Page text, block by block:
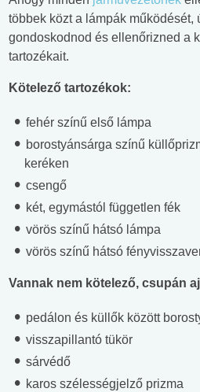
többek közt a lámpák működését,
gondoskodnod és ellenőrizned a
tartozékait.
Kötelező tartozékok:
fehér színű első lámpa
borostyánsárga színű
keréken
csengő
két, egymástól független fék
vörös színű hátsó lámpa
vörös színű hátsó
Vannak nem kötelező, csupán
pedálon és küllők között
visszapillantó tükör
sárvédő
karos szélességjelző prizma